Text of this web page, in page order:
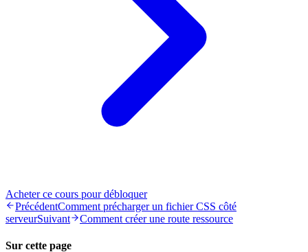
Acheter ce cours pour débloquer
PrécédentComment précharger un fichier CSS côté
serveurSuivant Comment créer une route ressource
Sur cette page